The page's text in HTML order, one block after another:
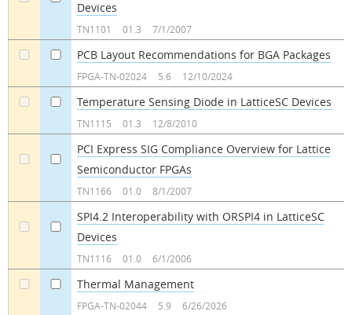
Devices
TN1101 01.3 7/1/2007
PCB Layout Recommendations for BGA Packages
FPGA-TN-02024 5.6 12/10/2024
Temperature Sensing Diode in LatticeSC Devices
TN1115 01.3 12/8/2010
PCI Express SIG Compliance Overview for Lattice
Semiconductor FPGAs
TN1166 01.0 8/1/2007
SPI4.2 Interoperability with ORSPI4 in LatticeSC
Devices
TN1116 01.0 6/1/2006
Thermal Management
FPGA-TN-02044 5.9 6/26/2026